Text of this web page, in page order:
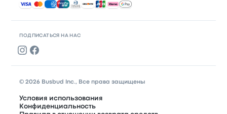
ПОДПИСАТЬСЯ НА НАС
Принимаемые способы оплаты
© 2026 Busbud Inc., Все права защищены
Условия использования
Конфиденциальность